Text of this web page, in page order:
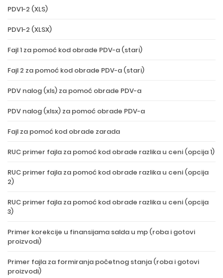
PDV1-2 (XLS)
PDV1-2 (XLSX)
Fajl 1 za pomoć kod obrade PDV-a (stari)
Fajl 2 za pomoć kod obrade PDV-a (stari)
PDV nalog (xls) za pomoć obrade PDV-a
PDV nalog (xlsx) za pomoć obrade PDV-a
Fajl za pomoć kod obrade zarada
RUC primer fajla za pomoć kod obrade razlika u ceni (opcija 1)
RUC primer fajla za pomoć kod obrade razlika u ceni (opcija
2)
RUC primer fajla za pomoć kod obrade razlika u ceni (opcija
3)
Primer korekcije u finansijama salda u mp (roba i gotovi
proizvodi)
Primer fajla za formiranja početnog stanja (roba i gotovi
proizvodi)